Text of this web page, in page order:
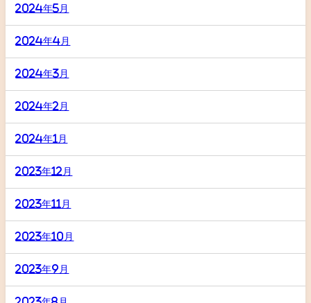
2024年5月
2024年4月
2024年3月
2024年2月
2024年1月
2023年12月
2023年11月
2023年10月
2023年9月